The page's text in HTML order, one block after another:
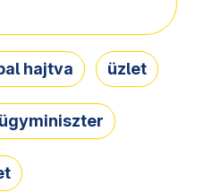
hajtva üzlet